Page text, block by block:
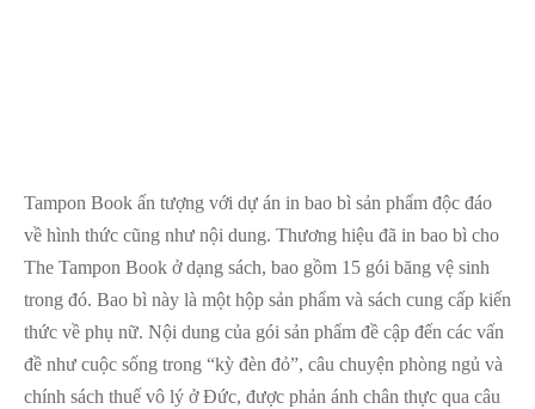
Tampon Book ấn tượng với dự án in bao bì sản phẩm độc đáo
về hình thức cũng như nội dung. Thương hiệu đã in bao bì cho
The Tampon Book ở dạng sách, bao gồm 15 gói băng vệ sinh
trong đó. Bao bì này là một hộp sản phẩm và sách cung cấp kiến
​​thức về phụ nữ. Nội dung của gói sản phẩm đề cập đến các vấn
đề như cuộc sống trong “kỳ đèn đỏ”, câu chuyện phòng ngủ và
chính sách thuế vô lý ở Đức, được phản ánh chân thực qua câu